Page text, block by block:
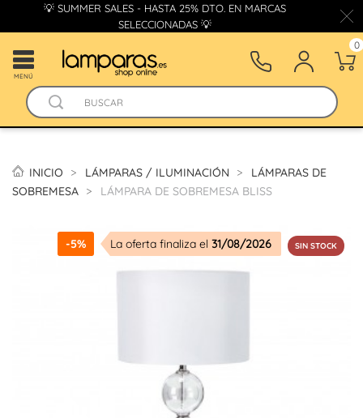
💡 SUMMER SALES - HASTA 25% DTO. EN MARCAS
SELECCIONADAS 💡
MENÚ
0
INICIO LÁMPARAS / ILUMINACIÓN
LÁMPARAS DE
SOBREMESA
LÁMPARA DE SOBREMESA BLISS
-5% La oferta finaliza el 31/08/2026 SIN STOCK